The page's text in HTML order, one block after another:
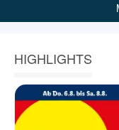
HIGHLIGHTS